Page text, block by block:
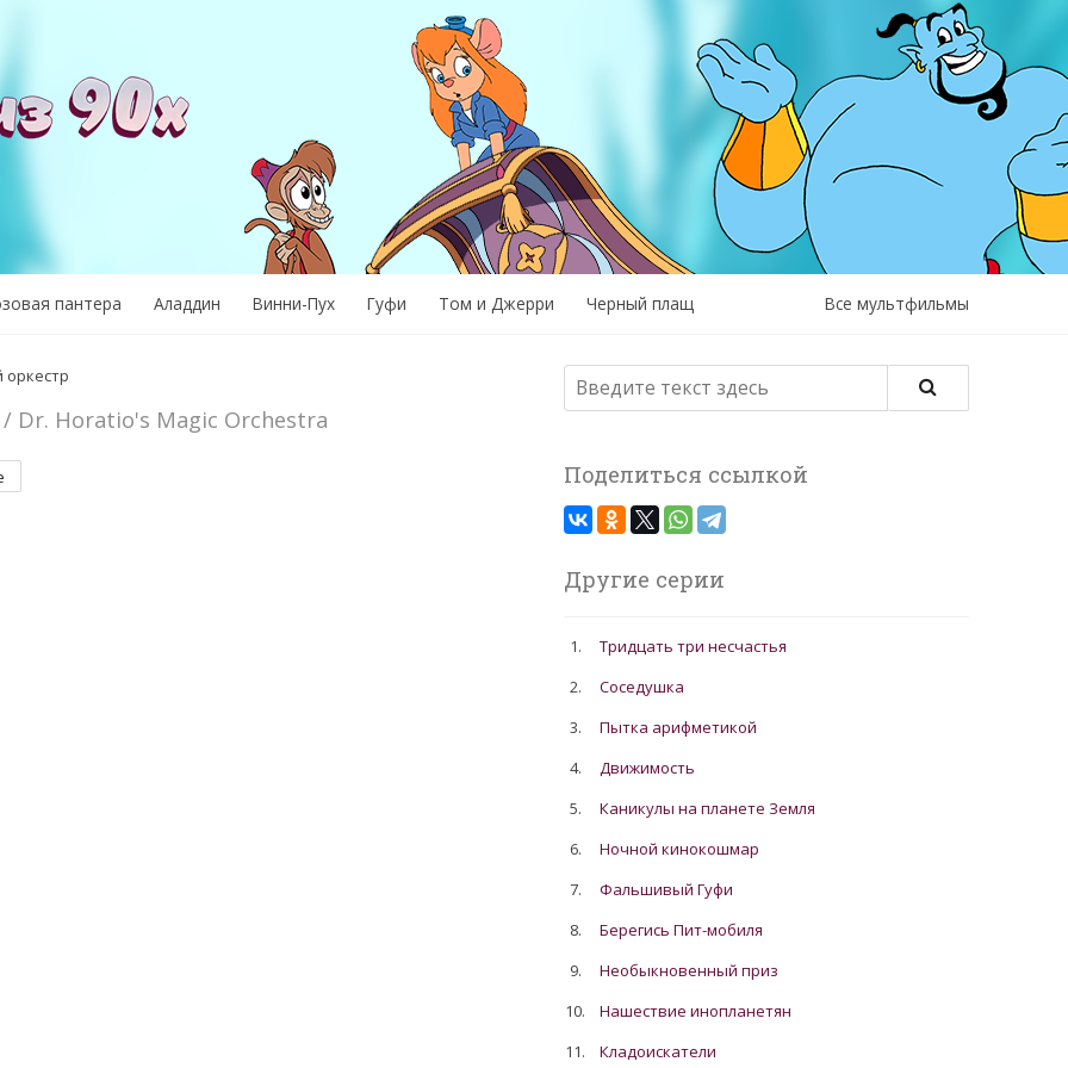
пантера Аладдин Винни-Пух Гуфи Том и Джерри Черный плащ Все мультфильмы
/ Dr. Horatio's Magic Orchestra
Поделиться ссылкой
Другие серии
1.
Тридцать три несчастья
2.
Соседушка
3.
Пытка арифметикой
4.
Движимость
5.
Каникулы на планете Земля
6.
Ночной кинокошмар
7.
Фальшивый Гуфи
8.
Берегись Пит-мобиля
9.
Необыкновенный приз
10.
Нашествие инопланетян
11.
Кладоискатели